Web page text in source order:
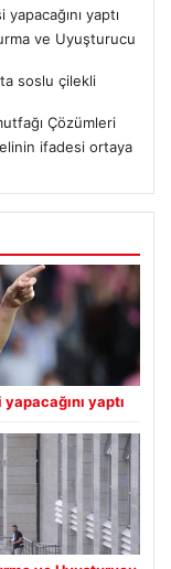
yaptı
ve Uyuşturucu
soslu çilekli
Çözümleri
ifadesi ortaya
yaptı